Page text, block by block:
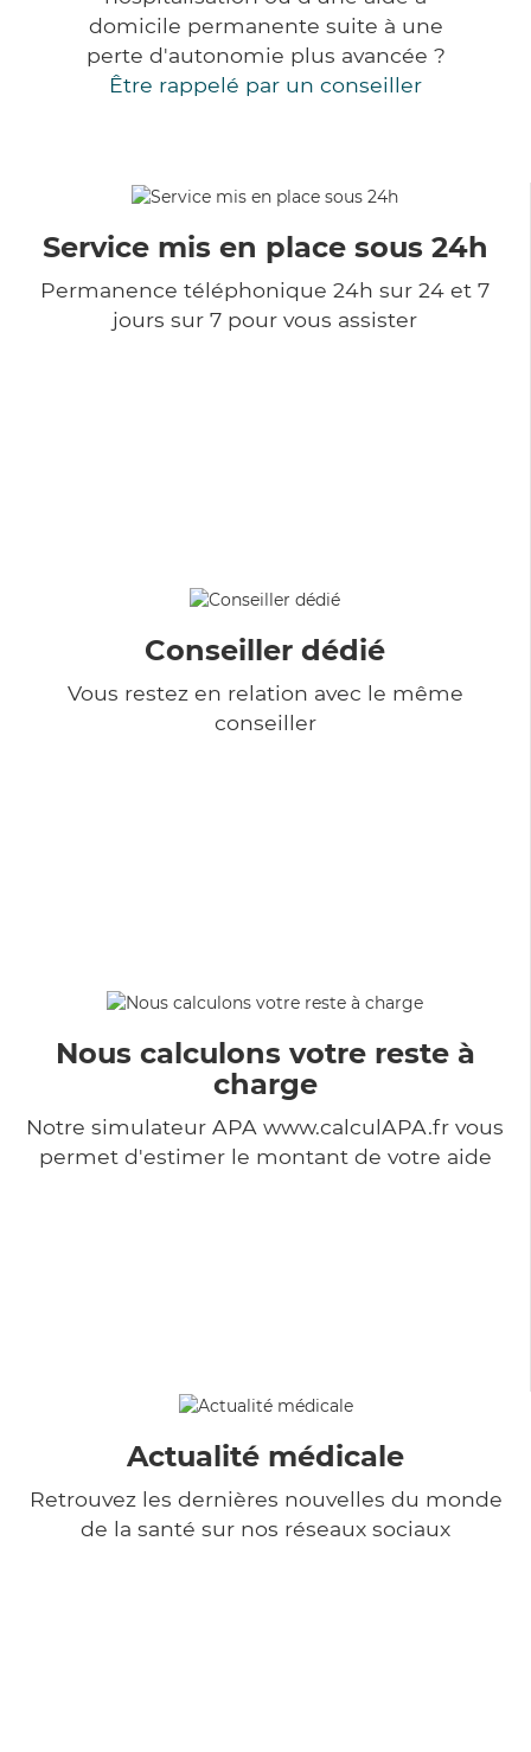
domicile permanente suite à une
perte d'autonomie plus avancée ?
Être rappelé par un conseiller
Service mis en place sous 24h
Permanence téléphonique 24h sur 24 et 7
jours sur 7 pour vous assister
Conseiller dédié
Vous restez en relation avec le même
conseiller
Nous calculons votre reste à
charge
Notre simulateur APA www.calculAPA.fr vous
permet d'estimer le montant de votre aide
Actualité médicale
Retrouvez les dernières nouvelles du monde
de la santé sur nos réseaux sociaux